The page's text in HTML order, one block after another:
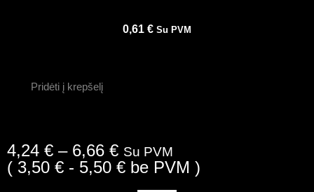
0,61 € Su PVM
Pridėti į krepšelį
4,24 € – 6,66 € Su PVM
( 3,50 € - 5,50 € be PVM )